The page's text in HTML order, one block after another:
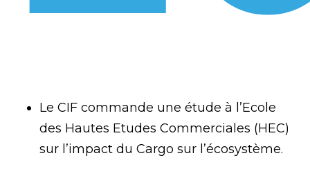
Le CIF commande une étude à l’Ecole
des Hautes Etudes Commerciales (HEC)
sur l’impact du Cargo sur l’écosystème.